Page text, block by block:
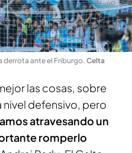
derrota ante el Friburgo. Celta
las cosas, sobre
defensivo, pero
atravesando un
romperlo